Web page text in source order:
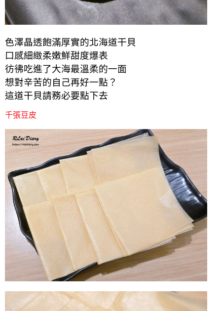
色澤晶透飽滿厚實的北海道干貝
口感細緻柔嫩鮮甜度爆表
彷彿吃進了大海最溫柔的一面
想對辛苦的自己再好一點？
這道干貝請務必要點下去
千張豆皮